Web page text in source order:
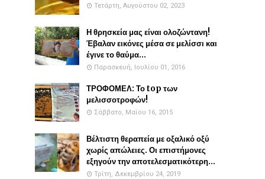
Τετάρτη, Αυγούστου 02, 2023
Η θρησκεία μας είναι ολοζώντανη!
Έβαλαν εικόνες μέσα σε μελίσσι και
έγινε το θαύμα...
Παρασκευή, Ιουλίου 01, 2016
ΤΡΟΦΟΜΕΛ: Το top των
μελισσοτροφών!
Σάββατο, Μαΐου 16, 2015
Βέλτιστη θεραπεία με οξαλικό οξύ
χωρίς απώλειες. Οι επιστήμονες
εξηγούν την αποτελεσματικότερη...
Τρίτη, Δεκεμβρίου 24, 2019